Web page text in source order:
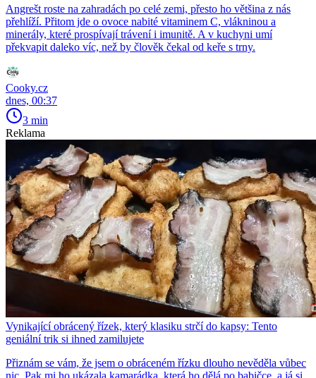
Angrešt roste na zahradách po celé zemi, přesto ho většina z nás
přehlíží. Přitom jde o ovoce nabité vitaminem C, vlákninou a
minerály, které prospívají trávení i imunitě. A v kuchyni umí
překvapit daleko víc, než by člověk čekal od keře s trny.
Cooky.cz
dnes, 00:37
3 min
Reklama
Vynikající obrácený řízek, který klasiku strčí do kapsy: Tento
geniální trik si ihned zamilujete
Přiznám se vám, že jsem o obráceném řízku dlouho nevěděla vůbec
nic. Pak mi ho ukázala kamarádka, která ho dělá po babičce, a já si